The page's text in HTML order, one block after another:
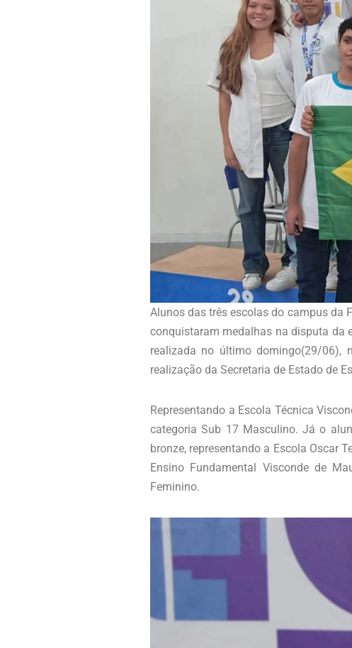
Alunos das três escolas do campus da
conquistaram medalhas na disputa da
realizada no último domingo(29/06),
realização da Secretaria de Estado de
Representando a Escola Técnica
categoria Sub 17 Masculino. Já o
bronze, representando a Escola Oscar
Ensino Fundamental Visconde de
Feminino.